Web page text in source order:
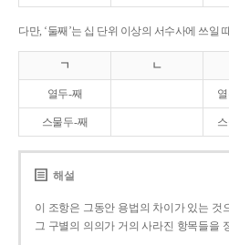
다만, ‘둘째’는 십 단위 이상의 서수사에 쓰일
ㄱ ㄴ
열두-째
스물두-째
해설
이 조항은 그동안 용법의 차이가 있는 것
그 구별의 의의가 거의 사라진 항목들을